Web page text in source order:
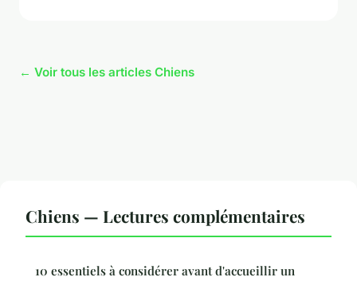
← Voir tous les articles Chiens
Chiens — Lectures complémentaires
10 essentiels à considérer avant d'accueillir un